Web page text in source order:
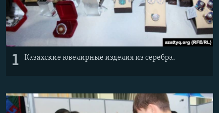
1 Казахские ювелирные изделия из серебра.